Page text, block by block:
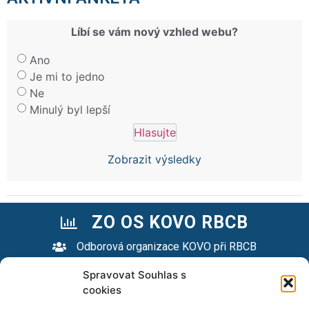
Spravovat Souhlas s
cookies
Líbí se vám nový vzhled webu?
Ano
Je mi to jedno
Ne
Minulý byl lepší
Zobrazit výsledky
ZO OS KOVO RBCB
Odborová organizace KOVO při RBCB